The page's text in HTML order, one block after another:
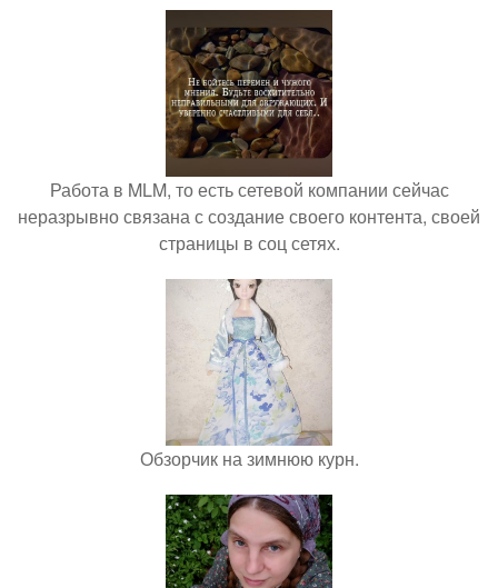
Работа в MLM, то есть сетевой компании сейчас
неразрывно связана с создание своего контента, своей
страницы в соц сетях.
Обзорчик на зимнюю курн.